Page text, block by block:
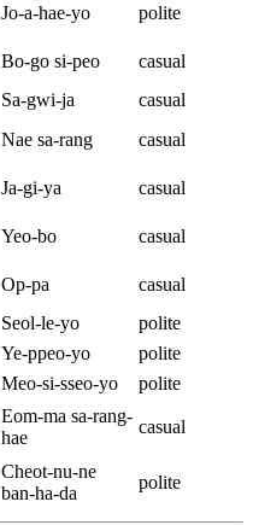
Jo-a-hae-yo
polite
Bo-go si-peo
casual
Sa-gwi-ja
casual
Nae sa-rang
casual
Ja-gi-ya
casual
Yeo-bo
casual
Op-pa
casual
Seol-le-yo
polite
Ye-ppeo-yo
polite
Meo-si-sseo-yo polite
Eom-ma sa-rang-
hae
casual
Cheot-nu-ne
ban-ha-da
polite